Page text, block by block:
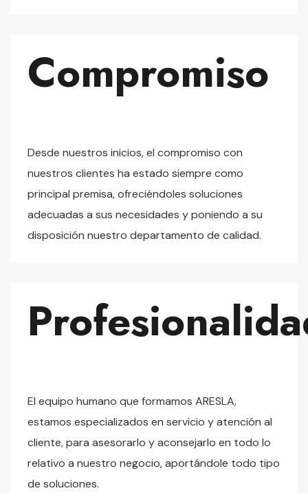
Compromiso
Desde nuestros inicios, el compromiso con
nuestros clientes ha estado siempre como
principal premisa, ofreciéndoles soluciones
adecuadas a sus necesidades y poniendo a su
disposición nuestro departamento de calidad.
El equipo humano que formamos ARESLA,
estamos especializados en servicio y atención al
cliente, para asesorarlo y aconsejarlo en todo lo
relativo a nuestro negocio, aportándole todo tipo
de soluciones.